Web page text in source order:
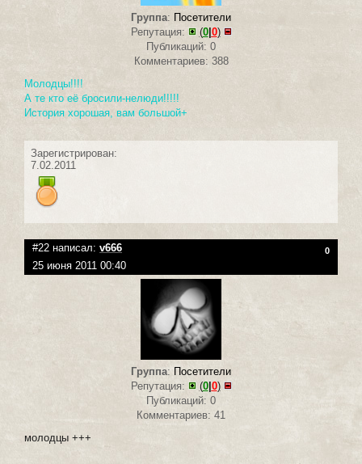
Группа: Посетители
Репутация:
(0| 0)
Публикаций: 0
Комментариев: 388
Молодцы!!!!
А те кто её бросили-нелюди!!!!!
История хорошая, вам большой+
Зарегистрирован:
7.02.2011
#22 написал: v666 0
25 июня 2011 00:40
Группа: Посетители
Репутация:
(0| 0)
Публикаций: 0
Комментариев: 41
молодцы +++